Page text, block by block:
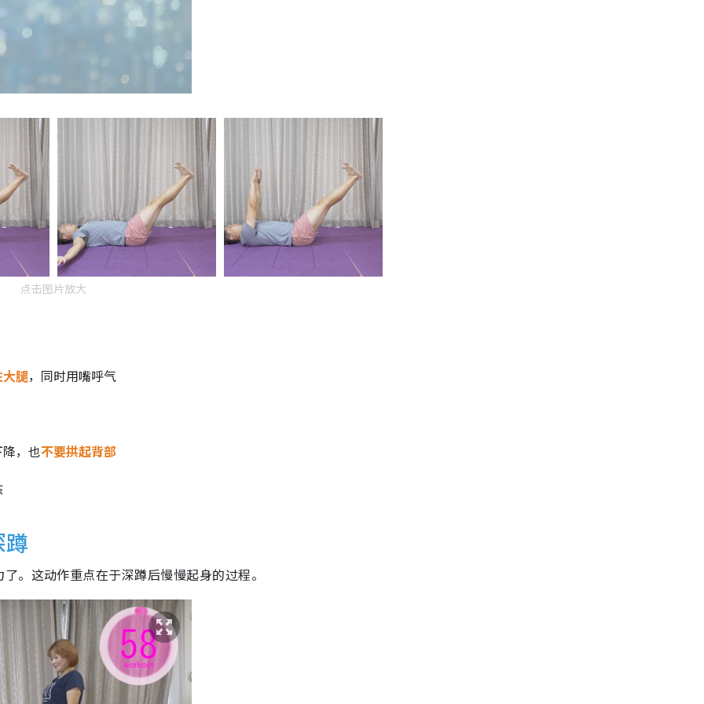
点击图片放大
腿，同时用嘴呼气
，也不要拱起背部
。这动作重点在于深蹲后慢慢起身的过程。